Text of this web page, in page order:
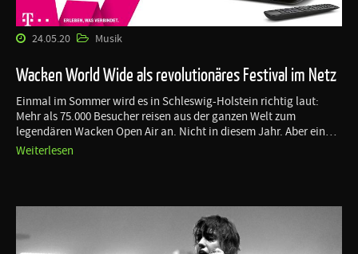
24.05.20 Musik
Wacken World Wide als revolutionäres Festival im Netz
Einmal im Sommer wird es in Schleswig-Holstein richtig laut:
Mehr als 75.000 Besucher reisen aus der ganzen Welt zum
legendären Wacken Open Air an. Nicht in diesem Jahr. Aber ein…
Weiterlesen